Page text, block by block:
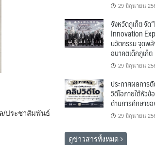
/ประชาสัมพันธ์
29 มิถุนายน
จังหวัดภูเก็ต จั
Innovation
นวัตกรรม จุดพลั
อนาคตเด็กภูเก็ต
29 มิถุนายน
ประกาศผลการ
วิดีโอภายใต้หัวข้
ด้านการศึกษาข
29 มิถุนายน
ดูข่าวสารทั้งหมด